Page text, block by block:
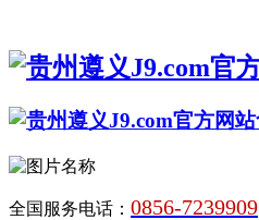
全国服务电话： 0856-7239909